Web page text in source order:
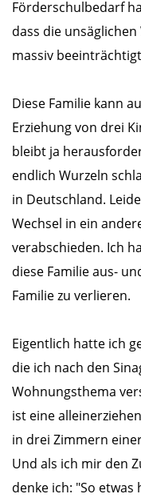
Förderschulbedarf
dass die
massiv
Diese Familie kann
Erziehung von drei
bleibt ja
endlich Wurzeln
in Deutschland.
Wechsel in ein
verabschieden. Ich
diese Familie aus-
Familie zu verlieren.
Eigentlich hatte ich
die ich nach den
Wohnungsthema
ist eine
in drei Zimmern
Und als ich mir den
denke ich: "So